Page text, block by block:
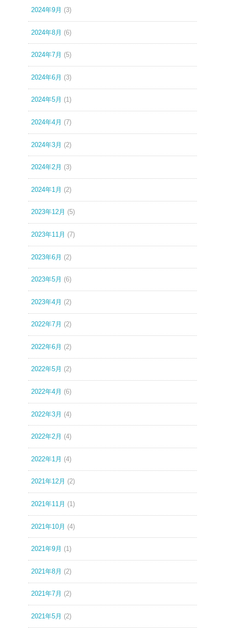
2024年9月 (3)
2024年8月 (6)
2024年7月 (5)
2024年6月 (3)
2024年5月 (1)
2024年4月 (7)
2024年3月 (2)
2024年2月 (3)
2024年1月 (2)
2023年12月 (5)
2023年11月 (7)
2023年6月 (2)
2023年5月 (6)
2023年4月 (2)
2022年7月 (2)
2022年6月 (2)
2022年5月 (2)
2022年4月 (6)
2022年3月 (4)
2022年2月 (4)
2022年1月 (4)
2021年12月 (2)
2021年11月 (1)
2021年10月 (4)
2021年9月 (1)
2021年8月 (2)
2021年7月 (2)
2021年5月 (2)